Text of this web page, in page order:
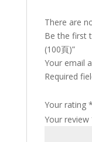
There are
Be the first
(100頁)”
Your email
Required
Your rating *
Your review